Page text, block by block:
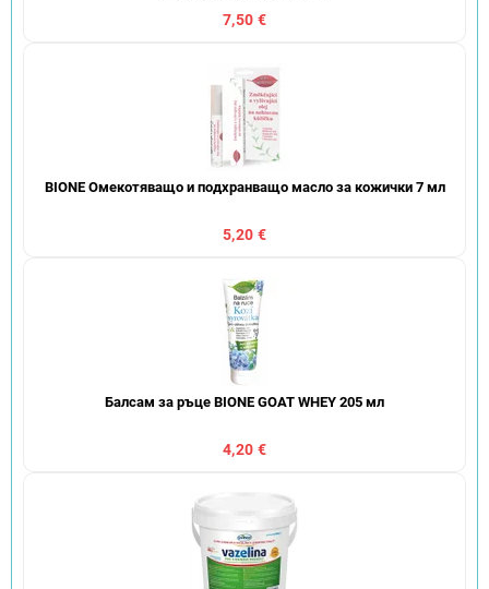
7,50 €
BIONE Омекотяващо и подхранващо масло за кожички 7 мл
5,20 €
Балсам за ръце BIONE GOAT WHEY 205 мл
4,20 €